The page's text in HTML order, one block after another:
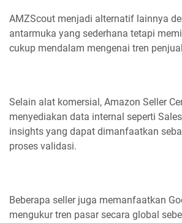
AMZScout menjadi alternatif lainnya
antarmuka yang sederhana tetapi
cukup mendalam mengenai tren
Selain alat komersial, Amazon Seller
menyediakan data internal seperti
insights yang dapat dimanfaatkan
proses validasi.
Beberapa seller juga memanfaatkan
mengukur tren pasar secara global